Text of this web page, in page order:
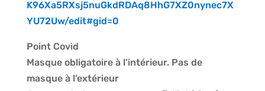
K96Xa5RXsj5nuGkdRDAq8HhG7XZ0nynec7X
YU72Uw/edit#gid=0
Point Covid
Masque obligatoire à l’intérieur. Pas de
masque à l’extérieur